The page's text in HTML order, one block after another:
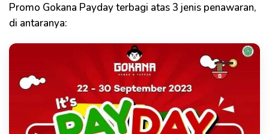
Promo Gokana Payday terbagi atas 3 jenis penawaran,
di antaranya: